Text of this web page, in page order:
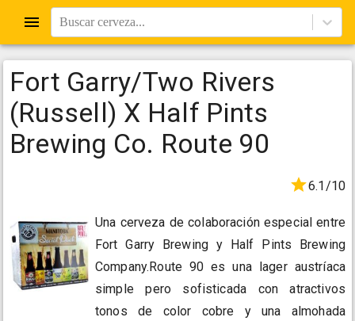
Buscar cerveza...
Fort Garry/Two Rivers
(Russell) X Half Pints
Brewing Co. Route 90
6.1/10
Una cerveza de colaboración especial entre
Fort Garry Brewing y Half Pints Brewing
Company.Route 90 es una lager austríaca
simple pero sofisticada con atractivos
tonos de color cobre y una almohada